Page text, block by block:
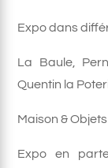
Expo dans
La Baule,
Quentin la
Maison & Objets
Expo en